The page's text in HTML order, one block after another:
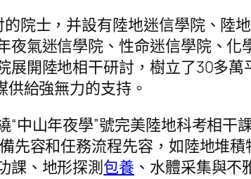
院士，并設有陸地迷信學院、陸
氣迷信學院、性命迷信學院、
開陸地相干研討，樹立了30多萬
給強無力的支持。
中山年夜學”號完美陸地科考相干
先容和任務流程先容，如陸地堆
課、地形探測包養 、水體采集與不